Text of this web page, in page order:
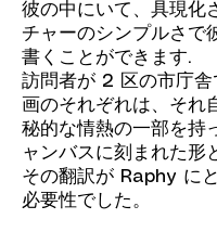
彼の中にいて、具現化
チャーのシンプルさで
書くことができます.
訪問者が 2 区の市庁舎
画のそれぞれは、それ
秘的な情熱の一部を持
ャンバスに刻まれた形
その翻訳が Raphy に
必要性でした。